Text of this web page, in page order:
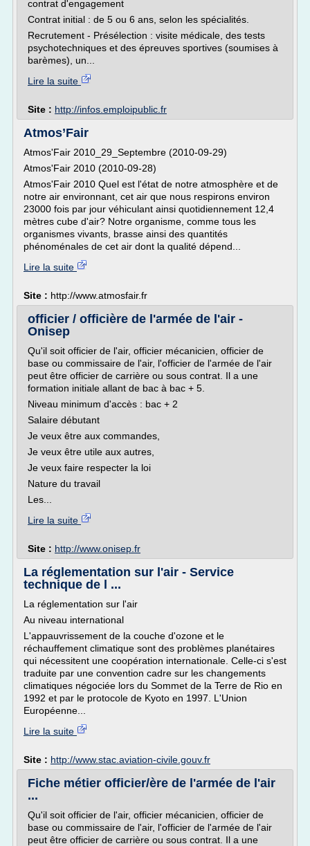
contrat d'engagement
Contrat initial : de 5 ou 6 ans, selon les spécialités.
Recrutement - Présélection : visite médicale, des tests
psychotechniques et des épreuves sportives (soumises à
barèmes), un...
Lire la suite
Site : http://infos.emploipublic.fr
Atmos’Fair
Atmos'Fair 2010_29_Septembre (2010-09-29)
Atmos'Fair 2010 (2010-09-28)
Atmos'Fair 2010 Quel est l'état de notre atmosphère et de
notre air environnant, cet air que nous respirons environ
23000 fois par jour véhiculant ainsi quotidiennement 12,4
mètres cube d'air? Notre organisme, comme tous les
organismes vivants, brasse ainsi des quantités
phénoménales de cet air dont la qualité dépend...
Lire la suite
Site : http://www.atmosfair.fr
officier / officière de l'armée de l'air -
Onisep
Qu'il soit officier de l'air, officier mécanicien, officier de
base ou commissaire de l'air, l'officier de l'armée de l'air
peut être officier de carrière ou sous contrat. Il a une
formation initiale allant de bac à bac + 5.
Niveau minimum d'accès : bac + 2
Salaire débutant
Je veux être aux commandes,
Je veux être utile aux autres,
Je veux faire respecter la loi
Nature du travail
Les...
Lire la suite
Site : http://www.onisep.fr
La réglementation sur l'air - Service
technique de l ...
La réglementation sur l'air
Au niveau international
L'appauvrissement de la couche d'ozone et le
réchauffement climatique sont des problèmes planétaires
qui nécessitent une coopération internationale. Celle-ci s'est
traduite par une convention cadre sur les changements
climatiques négociée lors du Sommet de la Terre de Rio en
1992 et par le protocole de Kyoto en 1997. L'Union
Européenne...
Lire la suite
Site : http://www.stac.aviation-civile.gouv.fr
Fiche métier officier/ère de l'armée de l'air
...
Qu'il soit officier de l'air, officier mécanicien, officier de
base ou commissaire de l'air, l'officier de l'armée de l'air
peut être officier de carrière ou sous contrat. Il a une